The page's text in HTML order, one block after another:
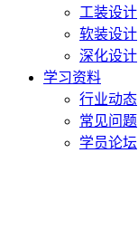
工装设计
软装设计
深化设计
学习资料
行业动态
常见问题
学员论坛